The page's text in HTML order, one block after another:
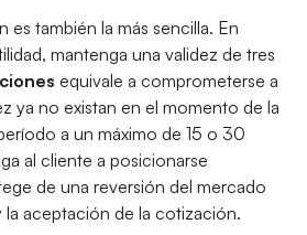
es también la más sencilla. En
mantenga una validez de tres
equivale a comprometerse a
ya no existan en el momento de la
a un máximo de 15 o 30
al cliente a posicionarse
de una reversión del mercado
la aceptación de la cotización.